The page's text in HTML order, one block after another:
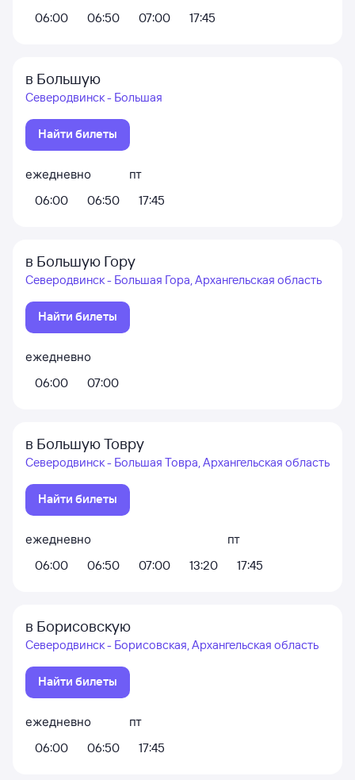
06:00
06:50 07:00
17:45
в Большую
Северодвинск - Большая
Найти билеты
ежедневно
06:00
06:50
пт
17:45
в Большую Гору
Северодвинск - Большая Гора, Архангельская область
Найти билеты
ежедневно
06:00
07:00
в Большую Товру
Северодвинск - Большая Товра, Архангельская область
Найти билеты
ежедневно
06:00
06:50 07:00 13:20
пт
17:45
в Борисовскую
Северодвинск - Борисовская, Архангельская область
Найти билеты
ежедневно
06:00
06:50
пт
17:45